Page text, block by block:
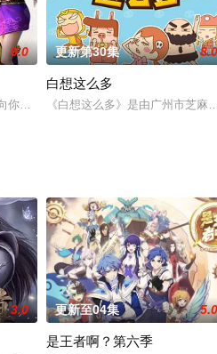
他不隐忍，敢于直面不公，绝不拖泥
9.0
讲述明朝“土木堡之变”时期，一直守
更新第30集 8.0
白想这么多
《白想这么多》是由广州市芝
3.0 更新至04集 5.0
是王者啊？第六季